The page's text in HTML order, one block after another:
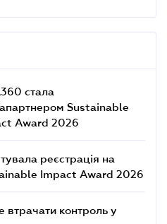
стала
Sustainable
Award 2026
реєстрація на
Impact Award 2026
втрачати контроль у